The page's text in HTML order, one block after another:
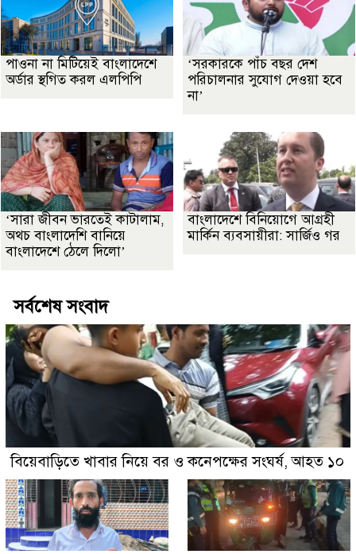
পাওনা না মিটিয়েই বাংলাদেশে
অর্ডার স্থগিত করল এলপিপি
‘সরকারকে পাঁচ বছর দেশ
পরিচালনার সুযোগ দেওয়া হবে
না’
‘সারা জীবন ভারতেই কাটালাম,
অথচ বাংলাদেশি বানিয়ে
বাংলাদেশে ঠেলে দিলো’
বাংলাদেশে বিনিয়োগে আগ্রহী
মার্কিন ব্যবসায়ীরা: সার্জিও গর
সর্বশেষ সংবাদ
বিয়েবাড়িতে খাবার নিয়ে বর ও কনেপক্ষের সংঘর্ষ, আহত ১০